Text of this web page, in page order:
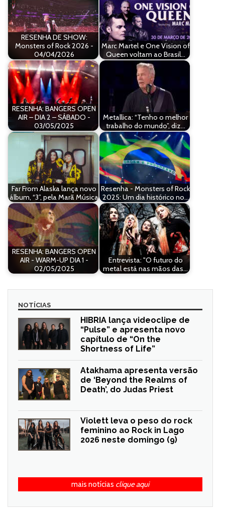
RESENHA DE SHOW:
Monsters of Rock 2026 -
04/04/2026
Marc Martel e One Vision of
Queen voltam ao Brasil…
RESENHA: BANGERS OPEN
AIR – DIA 2 – SÁBADO -
03/05/2025
Metallica: “Tenho o melhor
trabalho do mundo”, diz…
Far From Alaska lança novo
álbum, “3”, pela Marã Música
Resenha - Monsters of Rock
2025: Um dia histórico no…
RESENHA: BANGERS OPEN
AIR - WARM-UP DIA 1 -
02/05/2025
Entrevista: "O futuro do
metal está nas mãos das…
NOTÍCIAS
HIBRIA lança videoclipe de
“Pulse” e apresenta novo
capítulo de “On the
Shortness of Life”
Atakhama apresenta versão
de ‘Beyond the Realms of
Death’, do Judas Priest
Violett leva o peso do rock
feminino ao Rock in Lago
2026 neste domingo (9)
mais notícias clique aqui